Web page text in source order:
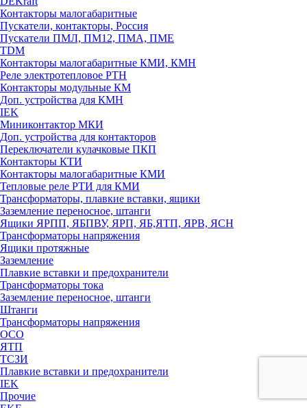
Контакторы малогабаритные
Пускатели, контакторы, Россия
Пускатели ПМЛ, ПМ12, ПМА, ПМЕ
TDM
Контакторы малогабаритные КМИ, КМН
Реле электротепловое РТН
Контакторы модульные КМ
Доп. устройства для КМН
IEK
Миниконтактор МКИ
Доп. устройства для контакторов
Переключатели кулачковые ПКП
Контакторы КТИ
Контакторы малогабаритные КМИ
Тепловые реле РTИ для КМИ
Трансформаторы, плавкие вставки, ящики
Заземление переносное, штанги
Ящики ЯРПП, ЯБПВУ, ЯРП, ЯБ,ЯТП, ЯРВ, ЯСН
Трансформаторы напряжения
Ящики протяжные
Заземление
Плавкие вставки и предохранители
Трансформаторы тока
Заземление переносное, штанги
Штанги
Трансформаторы напряжения
ОСО
ЯТП
ТСЗИ
Плавкие вставки и предохранители
IEK
Прочие